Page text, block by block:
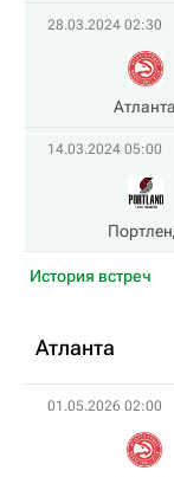
28.03.2024 02:30
Атланта
14.03.2024 05:00
История встреч
Атланта
01.05.2026 02:00